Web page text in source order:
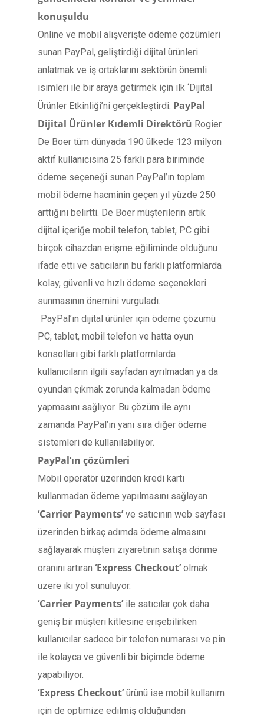
konuşuldu
Online ve mobil alışverişte ödeme çözümleri
sunan PayPal, geliştirdiği dijital ürünleri
anlatmak ve iş ortaklarını sektörün önemli
isimleri ile bir araya getirmek için ilk ‘Dijital
Ürünler Etkinliği’ni gerçekleştirdi. PayPal
Dijital Ürünler Kıdemli Direktörü Rogier
De Boer tüm dünyada 190 ülkede 123 milyon
aktif kullanıcısına 25 farklı para biriminde
ödeme seçeneği sunan PayPal’ın toplam
mobil ödeme hacminin geçen yıl yüzde 250
arttığını belirtti. De Boer müşterilerin artık
dijital içeriğe mobil telefon, tablet, PC gibi
birçok cihazdan erişme eğiliminde olduğunu
ifade etti ve satıcıların bu farklı platformlarda
kolay, güvenli ve hızlı ödeme seçenekleri
sunmasının önemini vurguladı.
PayPal’ın dijital ürünler için ödeme çözümü
PC, tablet, mobil telefon ve hatta oyun
konsolları gibi farklı platformlarda
kullanıcıların ilgili sayfadan ayrılmadan ya da
oyundan çıkmak zorunda kalmadan ödeme
yapmasını sağlıyor. Bu çözüm ile aynı
zamanda PayPal’ın yanı sıra diğer ödeme
sistemleri de kullanılabiliyor.
PayPal’ın çözümleri
Mobil operatör üzerinden kredi kartı
kullanmadan ödeme yapılmasını sağlayan
‘Carrier Payments’ve satıcının web sayfası
üzerinden birkaç adımda ödeme almasını
sağlayarak müşteri ziyaretinin satışa dönme
oranını artıran ‘Express Checkout’olmak
üzere iki yol sunuluyor.
‘Carrier Payments’ile satıcılar çok daha
geniş bir müşteri kitlesine erişebilirken
kullanıcılar sadece bir telefon numarası ve pin
ile kolayca ve güvenli bir biçimde ödeme
yapabiliyor.
‘Express Checkout’ürünü ise mobil kullanım
için de optimize edilmiş olduğundan